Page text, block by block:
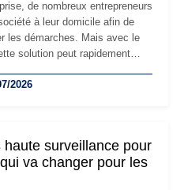
de nombreux entrepreneurs
à leur domicile afin de
les démarches. Mais avec le
solution peut rapidement
de marque… Le
2026
surveillance pour
va changer pour les